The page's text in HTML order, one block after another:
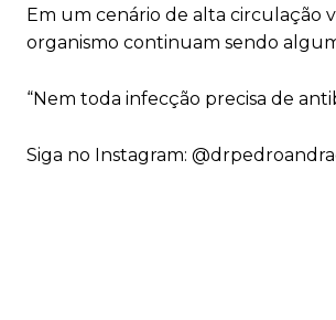
Em um cenário de alta circulação
organismo continuam sendo
“Nem toda infecção precisa de
Siga no Instagram: